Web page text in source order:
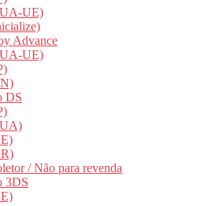
UE)
Advance
UE)
DS
/ Não para revenda
3DS